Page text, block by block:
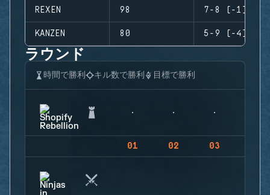
REXEN 98 7-8 (-1)
KANZEN 80 5-9 (-4)
ラウンド
時間で勝利 キル数で勝利 目標で勝利
01 02 03